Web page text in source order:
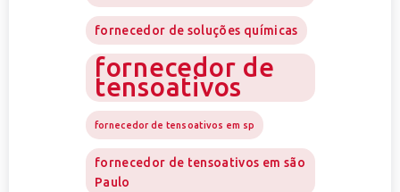
fornecedor de soluções químicas
fornecedor de
tensoativos
fornecedor de tensoativos em sp
fornecedor de tensoativos em são
Paulo